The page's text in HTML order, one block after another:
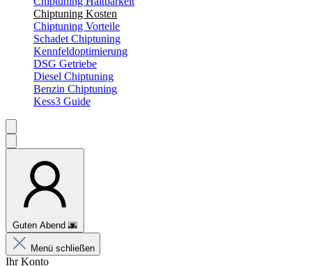
Chiptuning Kosten
Chiptuning Vorteile
Schadet Chiptuning
Kennfeldoptimierung
DSG Getriebe
Diesel Chiptuning
Benzin Chiptuning
Kess3 Guide
Guten Abend 🌆
Menü schließen
Ihr Konto